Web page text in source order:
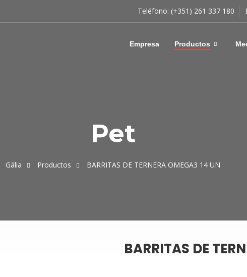
Teléfono: (+351) 261 337 180
Empresa Productos
Pet
Gália Productos BARRITAS DE TERNERA OMEGA3 14 UN
BARRITAS DE